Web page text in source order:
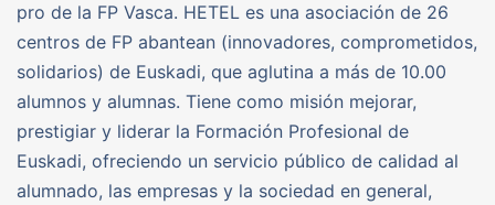
pro de la FP Vasca. HETEL es una asociación de 26
centros de FP abantean (innovadores, comprometidos,
solidarios) de Euskadi, que aglutina a más de 10.00
alumnos y alumnas. Tiene como misión mejorar,
prestigiar y liderar la Formación Profesional de
Euskadi, ofreciendo un servicio público de calidad al
alumnado, las empresas y la sociedad en general,